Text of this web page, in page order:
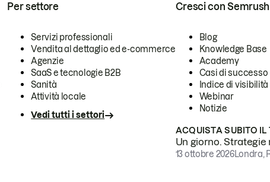
Per settore
Servizi professionali
Vendita al dettaglio ed e-commerce
Agenzie
SaaS e tecnologie B2B
Sanità
Attività locale
Vedi tutti i settori
Cresci con Semrush
Blog
Knowledge Base
Academy
Casi di successo
Indice di visibilità
Webinar
Notizie
ACQUISTA SUBITO IL
Un giorno.
13 ottobre 2026Londra,